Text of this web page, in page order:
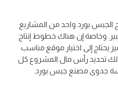
بورد واحد من المشاريع
وخاصة إن هناك خطوط إنتاج
يحتاج إلى اختيار موقع مناسب
تحديد رأس مال المشروع كل
جدوى مصنع جبس بورد.